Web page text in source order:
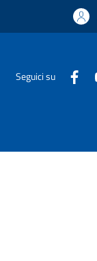
Seguici su